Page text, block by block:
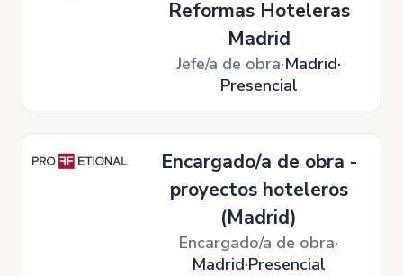
Reformas Hoteleras
Madrid
Jefe/a de obra Madrid
Presencial
Encargado/a de obra -
proyectos hoteleros
(Madrid)
Encargado/a de obra
Madrid Presencial